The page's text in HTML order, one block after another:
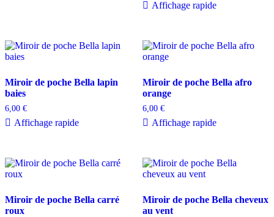
Affichage rapide
Miroir de poche Bella lapin
baies
6,00 €
Affichage rapide
Miroir de poche Bella afro
orange
6,00 €
Affichage rapide
Miroir de poche Bella carré
roux
Miroir de poche Bella cheveux
au vent